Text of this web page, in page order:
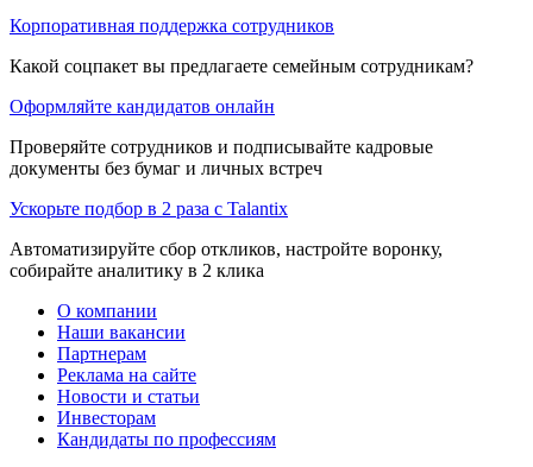
Корпоративная поддержка сотрудников
Какой соцпакет вы предлагаете семейным сотрудникам?
Оформляйте кандидатов онлайн
Проверяйте сотрудников и подписывайте кадровые
документы без бумаг и личных встреч
Ускорьте подбор в 2 раза с Talantix
Автоматизируйте сбор откликов, настройте воронку,
собирайте аналитику в 2 клика
О компании
Наши вакансии
Партнерам
Реклама на сайте
Новости и статьи
Инвесторам
Кандидаты по профессиям